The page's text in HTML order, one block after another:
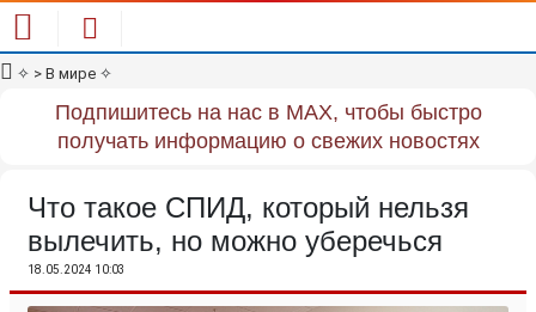
✧ > В мире ✧
Подпишитесь на нас в MAX, чтобы быстро
получать информацию о свежих новостях
Что такое СПИД, который нельзя
вылечить, но можно уберечься
18.05.2024 10:03